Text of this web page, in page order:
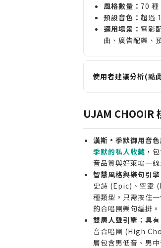
風格數量： 70 種
預設音色： 超過
適用場景： 電影
曲、廣告配樂、
使用者建議分析(點
需要快速生成高
尋求能營造史詩
創意的遊戲音樂
希望以有限預算
級合唱團音色的
誰不適合購買
需要逐字演唱特
基於母音與風格
尋求極致乾淨、
體強項在於風格
UJAM CHOOIR
漢斯·季默御用音色
季默的私人收藏 ，
音品質與好萊塢一線
智慧風格與樂句引擎
史詩 (Epic)、空靈
種類型。只需按住
的合唱團樂句編排。
雙層人聲引擎： 具
音合唱團 (High
層包含男低音、男